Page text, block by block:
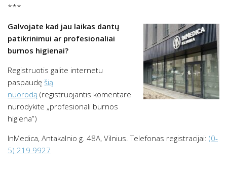
***
Galvojate kad jau laikas dantų
patikrinimui ar profesionaliai
burnos higienai?
Registruotis galite internetu
paspaudę šią
nuorodą (registruojantis komentare
nurodykite „profesionali burnos
higiena”)
InMedica, Antakalnio g. 48A, Vilnius. Telefonas registracijai: (0-
5) 219 9927